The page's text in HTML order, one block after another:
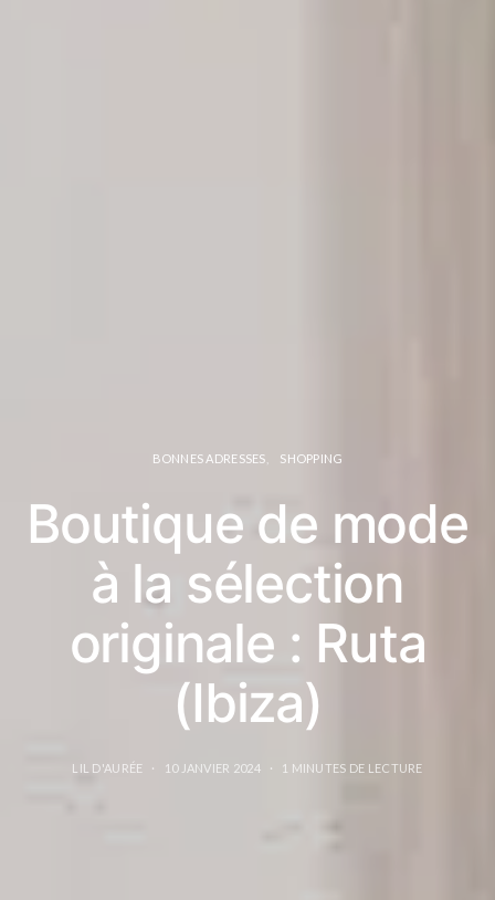
BONNES ADRESSES SHOPPING
Boutique de mode
à la sélection
originale : Ruta
(Ibiza)
LIL D'AURÉE 10 JANVIER 2024 1 MINUTES DE LECTURE